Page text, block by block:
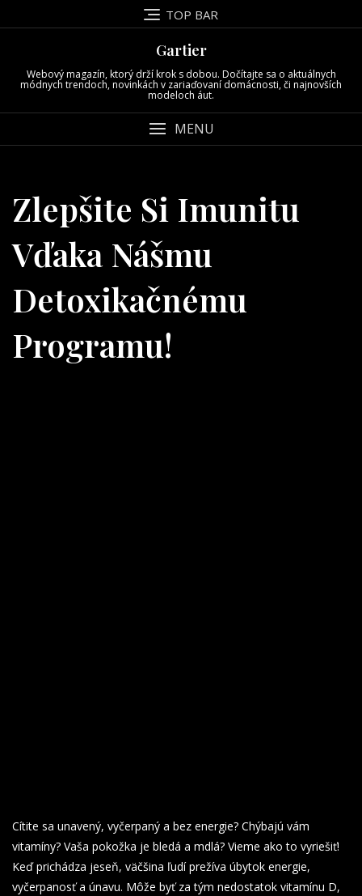
to
TOP BAR
Gartier
Webový magazín, ktorý drží krok s dobou. Dočítajte sa o aktuálnych
módnych trendoch, novinkách v zariaďovaní domácnosti, či najnovších
modeloch áut.
MENU
Zlepšite Si Imunitu
Vďaka Nášmu
Detoxikačnému
Programu!
Cítite sa unavený, vyčerpaný a bez energie? Chýbajú vám
vitamíny? Vaša pokožka je bledá a mdlá? Vieme ako to vyriešiť!
Keď prichádza jeseň, väčšina ľudí prežíva úbytok energie,
vyčerpanosť a únavu. Môže byť za tým nedostatok vitamínu D,